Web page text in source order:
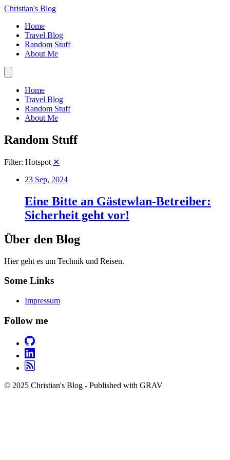
Christian's Blog
Home
Travel Blog
Random Stuff
About Me
Home
Travel Blog
Random Stuff
About Me
Random Stuff
Filter: Hotspot ✕
23 Sep, 2024
Eine Bitte an Gästewlan-Betreiber:
Sicherheit geht vor!
Über den Blog
Hier geht es um Technik und Reisen.
Some Links
Impressum
Follow me
© 2025 Christian's Blog - Published with GRAV